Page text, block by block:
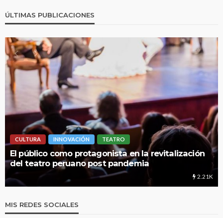
ÚLTIMAS PUBLICACIONES
CULTURA INNOVACIÓN TEATRO
público como protagonista en la revitalización
teatro peruano post pandemia
2.21K
MIS REDES SOCIALES